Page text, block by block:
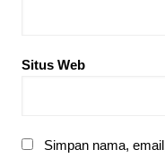
Situs Web
Simpan nama,